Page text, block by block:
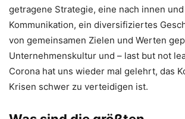
getragene Strategie, eine nach innen
Kommunikation, ein diversifiziertes
von gemeinsamen Zielen und Werten
Unternehmenskultur und – last but not
Corona hat uns wieder mal gelehrt, das
Krisen schwer zu verteidigen ist.